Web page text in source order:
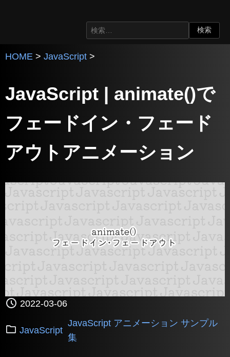
HOME > JavaScript >
JavaScript | animate()で
フェードイン・フェード
アウトアニメーション
2022-03-06
JavaScript
JavaScript アニメーション サンプル
集